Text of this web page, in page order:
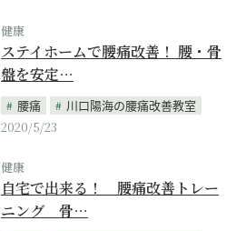
健康
ステイホームで腰痛改善！ 腰・骨
盤を安定…
腰痛
川口陽海の腰痛改善教室
2020/5/23
健康
自宅で出来る！ 腰痛改善トレー
ニング 骨…